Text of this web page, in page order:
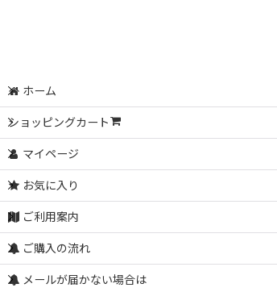
ホーム
ショッピングカート
マイページ
お気に入り
ご利用案内
ご購入の流れ
メールが届かない場合は